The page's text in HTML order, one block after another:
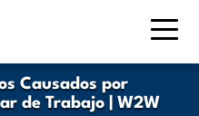
Causados por
de Trabajo | W2W